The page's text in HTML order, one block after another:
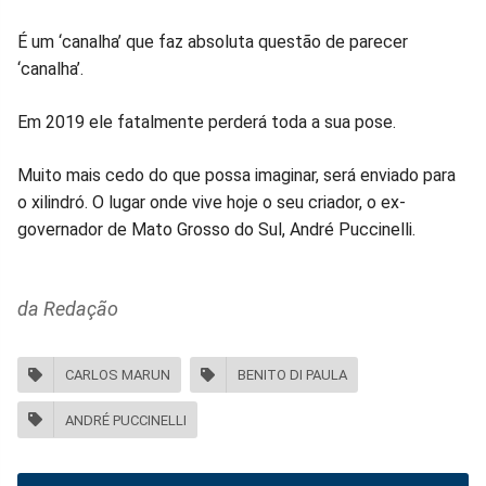
É um ‘canalha’ que faz absoluta questão de parecer
‘canalha’.
Em 2019 ele fatalmente perderá toda a sua pose.
Muito mais cedo do que possa imaginar, será enviado para
o xilindró. O lugar onde vive hoje o seu criador, o ex-
governador de Mato Grosso do Sul, André Puccinelli.
da Redação
CARLOS MARUN BENITO DI PAULA
ANDRÉ PUCCINELLI